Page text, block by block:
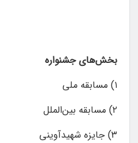
بخش‌های جشنواره
۱) مسابقه ملی
۲) مسابقه بین‌الملل
۳) جایزه شهیدآوینی